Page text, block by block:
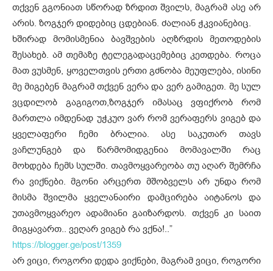
თქვენ გგონიათ სწორად ზრდით შვილს, მაგრამ ასე არ
არის. ზოგჯერ დიდებიც ცდებიან. ძალიან ჭკვიანებიც.
ხშირად მომისმენია ბავშვების აღზრდის მეთოდების
შესახებ. ამ თემაზე ტელეგადაცემებიც კეთდება. როცა
მათ ვუსმენ, ყოველთვის ერთი გძნობა მეუფლება, ისინი
მე მიგებენ მაგრამ თქვენ ვერა და ვერ გამიგეთ. მე სულ
ვცდილობ გაგიგოთ,ზოგჯერ იმასაც ვფიქრობ რომ
მართლა იმდენად უჭკუო ვარ რომ ვერაფერს ვიგებ და
ყველაფერი ჩემი ბრალია. ასე საკუთარ თავს
ვაჩლუნგებ და წარმომიდგენია მომავალში რაც
მოხდება ჩემს სულში. თავმოყვარეობა თუ აღარ შემრჩა
რა ვიქნები. მგონი არცერთ მშობველს არ უნდა რომ
მისმა შვილმა ყველანაირი დამცირება აიტანოს და
უთავმოყვარეო ადამიანი გაიზარდოს. თქვენ კი საით
მიგყავართ.. ვეღარ ვიგებ რა ვქნა!..”
https://blogger.ge/post/1359
არ ვიცი, როგორი დედა ვიქნები, მაგრამ ვიცი, როგორი